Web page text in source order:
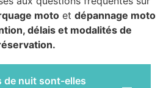
moto et dépannage moto
délais et modalités de
de nuit sont-elles